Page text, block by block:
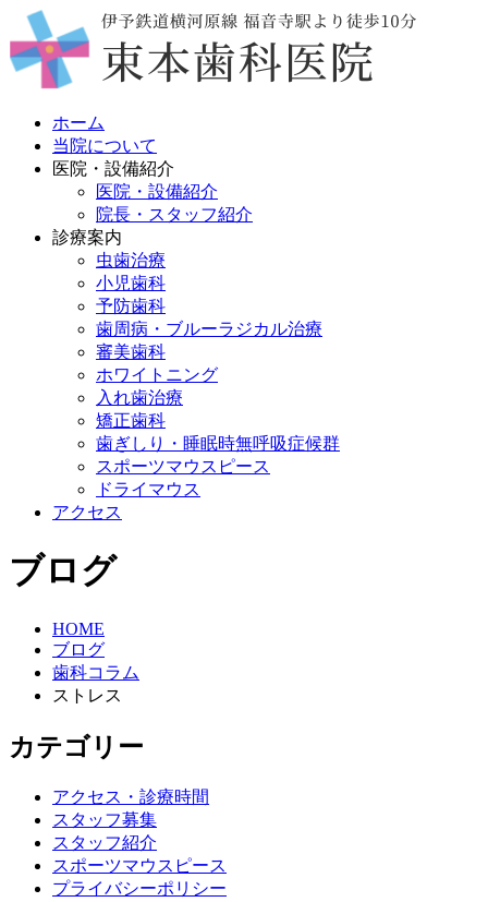
ホーム
当院について
医院・設備紹介
医院・設備紹介
院長・スタッフ紹介
診療案内
虫歯治療
小児歯科
予防歯科
歯周病・ブルーラジカル治療
審美歯科
ホワイトニング
入れ歯治療
矯正歯科
歯ぎしり・睡眠時無呼吸症候群
スポーツマウスピース
ドライマウス
アクセス
ブログ
HOME
ブログ
歯科コラム
ストレス
カテゴリー
アクセス・診療時間
スタッフ募集
スタッフ紹介
スポーツマウスピース
プライバシーポリシー